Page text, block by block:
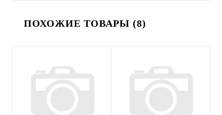
ПОХОЖИЕ ТОВАРЫ (8)